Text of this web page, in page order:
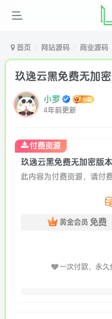
首页 网站源码 商业源码
玖逸云黑免费无加
小罗
4年前更新
玖逸云黑免费无加密版
此内容为付费资源，请付
黄金会员 免费
一次付款，永久
付费资源